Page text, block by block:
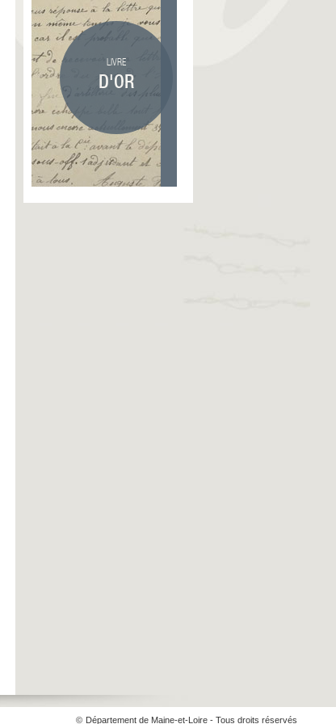
LIVRE
D'OR
© Département de Maine-et-Loire - Tous droits réservés